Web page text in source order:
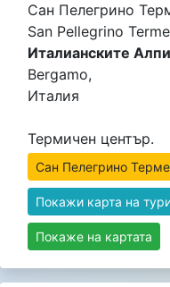
Сан Пелегрино
San Pellegrino Terme
Италианските Алпи
Bergamo,
Италия
Термичен център.
Сан Пелегрино
Покажи карта на
Покаже на картата